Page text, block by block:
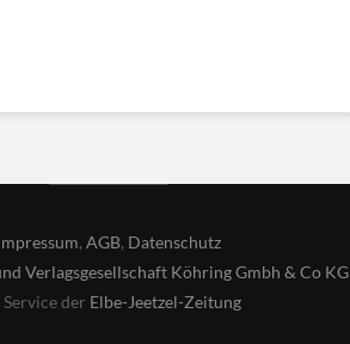
, AGB, Datenschutz
Verlagsgesellschaft Köhring Gmbh & Co KG
Service der Elbe-Jeetzel-Zeitung